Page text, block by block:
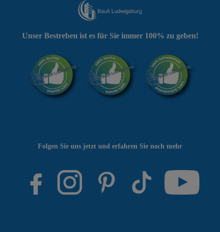
Folgen Sie uns jetzt und erfahren Sie noch mehr
Unser Bestreben ist es für Sie immer 100% zu geben!